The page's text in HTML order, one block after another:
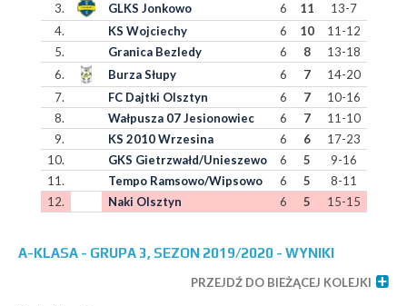
3.
GLKS Jonkowo 6 11
13-7
4.
KS Wojciechy 6 10
11-12
5.
Granica Bezledy 6 8
13-18
6.
Burza Słupy 6 7
14-20
7.
FC Dajtki Olsztyn 6 7
10-16
8.
Wałpusza 07 Jesionowiec 6 7
11-10
9.
KS 2010 Wrzesina 6 6
17-23
10.
GKS Gietrzwałd/Unieszewo 6 5
9-16
11.
Tempo Ramsowo/Wipsowo 6 5
8-11
12.
Naki Olsztyn 6 5 15-15
A-KLASA - GRUPA 3, SEZON 2019/2020 - WYNIKI
PRZEJDŹ DO BIEŻĄCEJ KOLEJKI